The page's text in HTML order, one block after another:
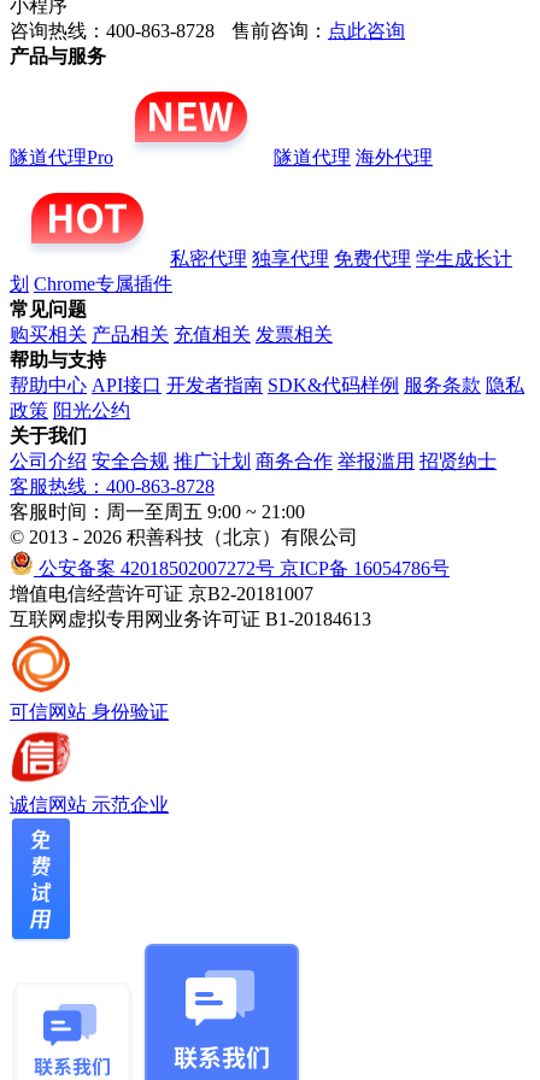
小程序
咨询热线：400-863-8728
售前咨询： 点此咨询
产品与服务
隧道代理Pro 隧道代理 海外代理
私密代理 独享代理 免费代理 学生成长计
划 Chrome专属插件
常见问题
购买相关 产品相关 充值相关 发票相关
帮助与支持
帮助中心 API接口 开发者指南 SDK&代码样例 服务条款 隐私
政策 阳光公约
关于我们
公司介绍 安全合规 推广计划 商务合作 举报滥用 招贤纳士
客服热线：400-863-8728
客服时间：周一至周五 9:00 ~ 21:00
© 2013 - 2026 积善科技（北京）有限公司
公安备案 42018502007272号 京ICP备 16054786号
增值电信经营许可证 京B2-20181007
互联网虚拟专用网业务许可证 B1-20184613
可信网站 身份验证
诚信网站 示范企业